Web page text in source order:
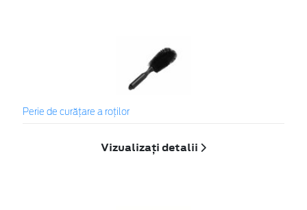
Perie de curățare a roților
Vizualizați detalii